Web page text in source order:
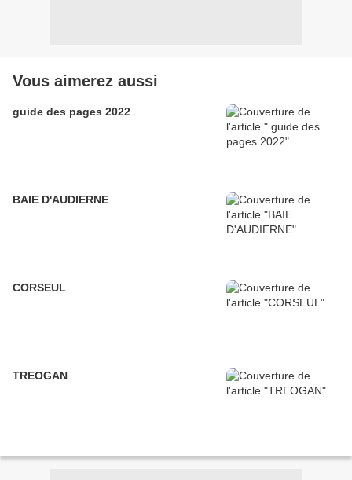
Vous aimerez aussi
guide des pages 2022
BAIE D'AUDIERNE
CORSEUL
TREOGAN